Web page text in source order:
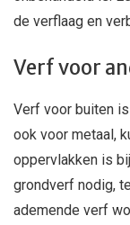
de verflaag en
Verf voor
Verf voor buiten
ook voor metaal,
oppervlakken is
grondverf nodig,
ademende verf